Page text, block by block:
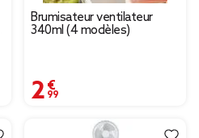
Brumisateur ventilateur
340ml (4 modèles)
2,99 €